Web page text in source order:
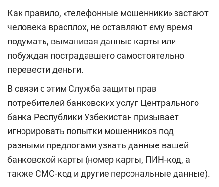
Как правило, «телефонные мошенники» застают
человека врасплох, не оставляют ему время
подумать, выманивая данные карты или
побуждая пострадавшего самостоятельно
перевести деньги.
В связи с этим Служба защиты прав
потребителей банковских услуг Центрального
банка Республики Узбекистан призывает
игнорировать попытки мошенников под
разными предлогами узнать данные вашей
банковской карты (номер карты, ПИН-код, а
также СМС-код и другие персональные данные).